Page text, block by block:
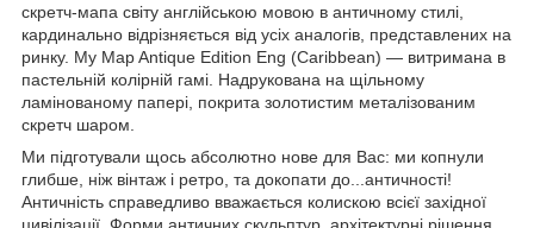
скретч-мапа світу англійською мовою в античному стилі,
кардинально відрізняється від усіх аналогів, представлених на
ринку. My Map Antique Edition Eng (Caribbean) — витримана в
пастельній колірній гамі. Надрукована на щільному
ламінованому папері, покрита золотистим металізованим
скретч шаром.
Ми підготували щось абсолютно нове для Вас: ми копнули
глибше, ніж вінтаж і ретро, та докопати до...античності!
Античність справедливо вважається колискою всієї західної
цивілізації. Форми античних скульптур, архітектурні рішення